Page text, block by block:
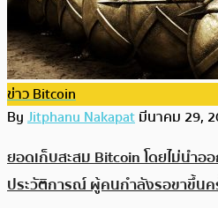
ข่าว Bitcoin
ByJitphanu Nakapatมีนาคม 29,
ยอดเก็บสะสม Bitcoin โดยไม่นำอ
ประวัติการณ์ ผู้คนกำลังรอขาขึ้นค